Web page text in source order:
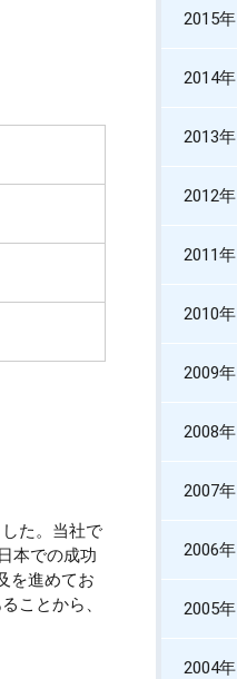
た。当社で
本での成功
を進めてお
ことから、
2015年
2014年
2013年
2012年
2011年
2010年
2009年
2008年
2007年
2006年
2005年
2004年